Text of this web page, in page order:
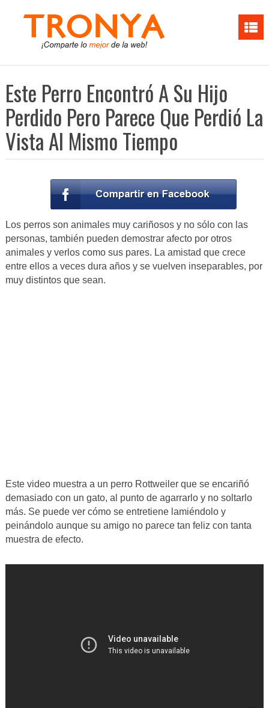
Este Perro Encontró A Su Hijo
Perdido Pero Parece Que Perdió La
Vista Al Mismo Tiempo
Los perros son animales muy cariñosos y no sólo con las
personas, también pueden demostrar afecto por otros
animales y verlos como sus pares. La amistad que crece
entre ellos a veces dura años y se vuelven inseparables, por
muy distintos que sean.
Este video muestra a un perro Rottweiler que se encariñó
demasiado con un gato, al punto de agarrarlo y no soltarlo
más. Se puede ver cómo se entretiene lamiéndolo y
peinándolo aunque su amigo no parece tan feliz con tanta
muestra de efecto.